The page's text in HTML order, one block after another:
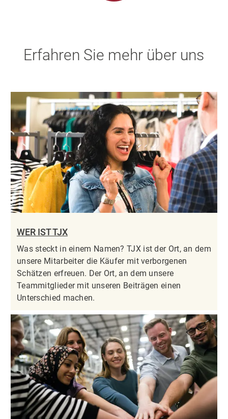
Erfahren Sie mehr über uns
WER IST TJX
Was steckt in einem Namen? TJX ist der Ort, an dem
unsere Mitarbeiter die Käufer mit verborgenen
Schätzen erfreuen. Der Ort, an dem unsere
Teammitglieder mit unseren Beiträgen einen
Unterschied machen.